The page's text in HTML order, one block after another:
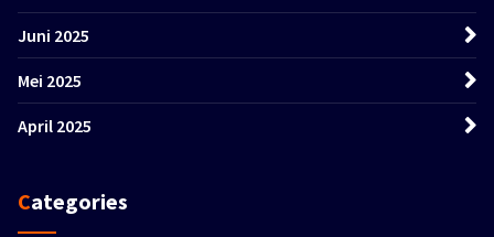
Juni 2025
Mei 2025
April 2025
Categories